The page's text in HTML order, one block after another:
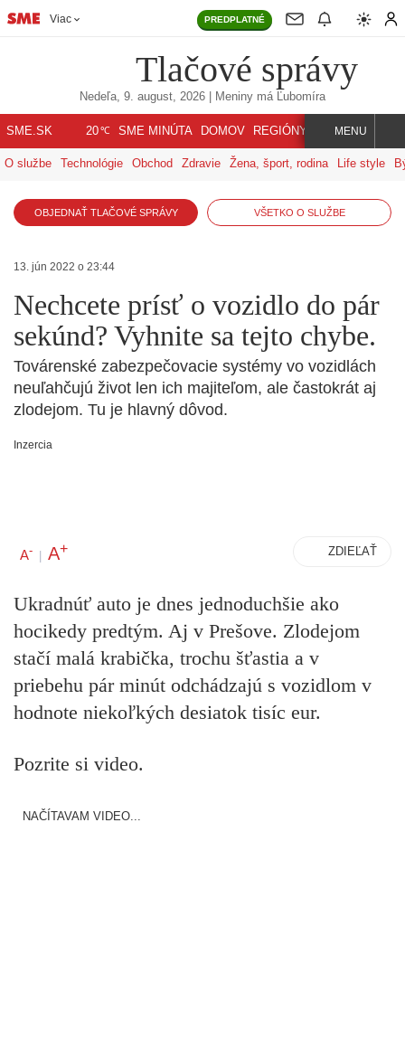
Viac PREDPLATNÉ
Tlačové správy
Nedeľa, 9. august, 2026 | Meniny má Ľubomíra
SME.SK 20℃ SME MINÚTA DOMOV REGIÓNY INDEX SVET
MENU
O službe Technológie Obchod Zdravie Žena, šport, rodina Life style
OBJEDNAŤ TLAČOVÉ SPRÁVY VŠETKO O SLUŽBE
13. jún 2022 o 23:44
Nechcete prísť o vozidlo do pár
sekúnd? Vyhnite sa tejto chybe.
Továrenské zabezpečovacie systémy vo vozidlách
neuľahčujú život len ich majiteľom, ale častokrát aj
zlodejom. Tu je hlavný dôvod.
Inzercia
A- | A+ ZDIEĽAŤ
Ukradnúť auto je dnes jednoduchšie ako
hocikedy predtým. Aj v Prešove. Zlodejom
stačí malá krabička, trochu šťastia a v
priebehu pár minút odchádzajú s vozidlom v
hodnote niekoľkých desiatok tisíc eur.
Pozrite si video.
NAČÍTAVAM VIDEO...